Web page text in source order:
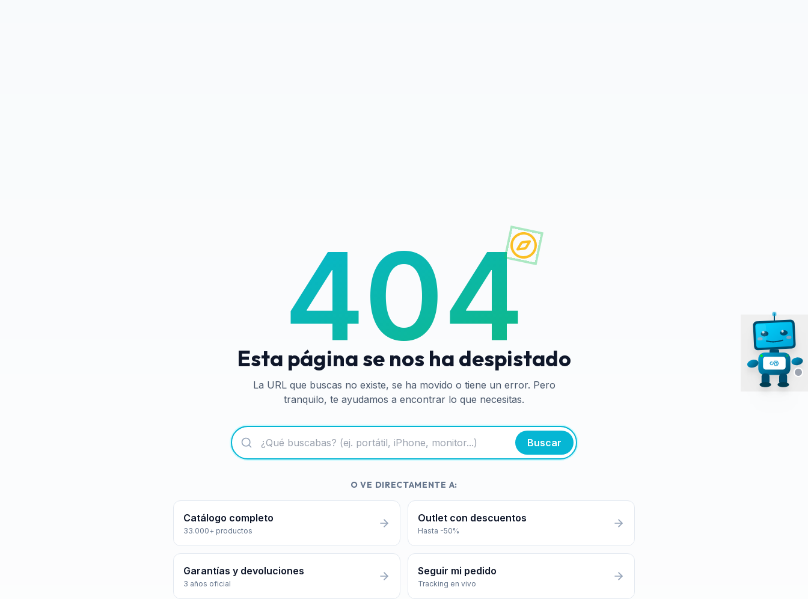
404
Esta página se nos ha despistado
La URL que buscas no existe, se ha movido o tiene un error. Pero
tranquilo, te ayudamos a encontrar lo que necesitas.
Buscar
O VE DIRECTAMENTE A:
Catálogo completo
33.000+ productos
Outlet con descuentos
Hasta -50%
Garantías y devoluciones
3 años oficial
Seguir mi pedido
Tracking en vivo